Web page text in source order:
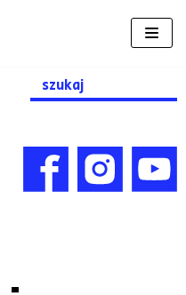
Search
for: